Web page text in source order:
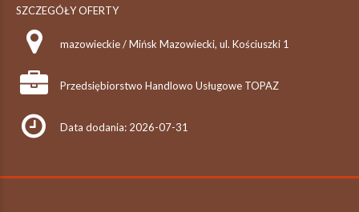
SZCZEGÓŁY OFERTY
mazowieckie / Mińsk Mazowiecki, ul. Kościuszki 1
Przedsiębiorstwo Handlowo Usługowe TOPAZ
Data dodania: 2026-07-31